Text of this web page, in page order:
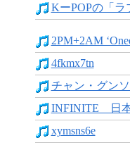
KーPOPの「ラ
2PM+2AM
4fkmx7tn
チャン・グン
INFINITE 日
xymsns6e